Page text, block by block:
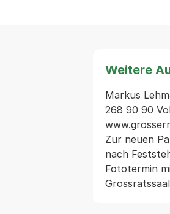
Weitere
Markus
268 90 90
Zur neuen
nach
Fototermin